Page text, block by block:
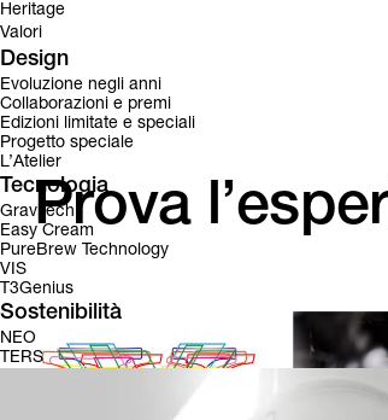
Heritage
Valori
Design
Evoluzione negli anni
Collaborazioni e premi
Edizioni limitate e speciali
Progetto speciale
L’Atelier
Tecnologia
Gravitech
Easy Cream
PureBrew Technology
VIS
T3Genius
Sostenibilità
NEO
TERS
Prova